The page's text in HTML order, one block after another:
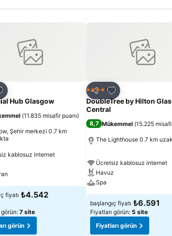
ve çarşaf istek üzerine temin edilir.
ekle
Hub Glasgow
(11.835 misafir puanı)
Şehir merkezi 0.7 km
kablosuz internet
fiyatı ₺4.542
görün: 7 site
görün
Paylaş
Favorilerime ekle
4 Yıldız Otel
DoubleTree by Hilton
Central
8,7 Mükemmel (15.225
The Lighthouse 0.7 km
Ücretsiz kablosuz internet
Havuz
Spa
başlangıç fiyatı ₺6.591
Fiyatları görün: 5 site
Fiyatları görün